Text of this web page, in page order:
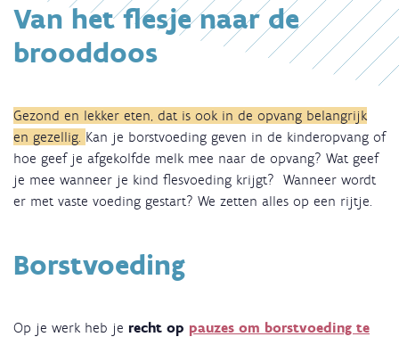
Van het flesje naar de
brooddoos
Gezond en lekker eten, dat is ook in de opvang belangrijk
en gezellig. Kan je borstvoeding geven in de kinderopvang of
hoe geef je afgekolfde melk mee naar de opvang? Wat geef
je mee wanneer je kind flesvoeding krijgt? Wanneer wordt
er met vaste voeding gestart? We zetten alles op een rijtje.
Borstvoeding
Op je werk heb je recht op pauzes om borstvoeding te